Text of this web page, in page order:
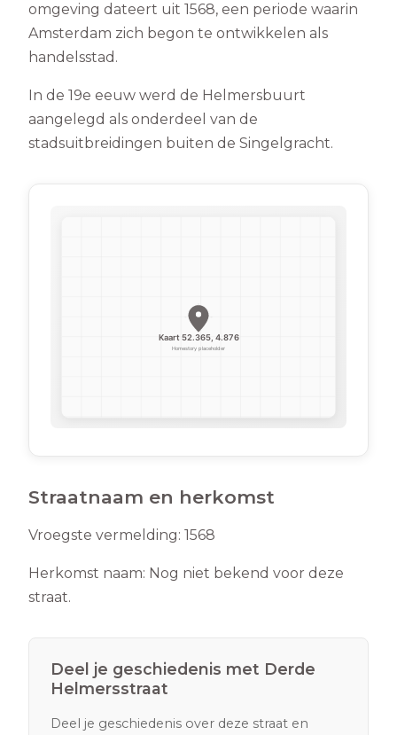
omgeving dateert uit 1568, een periode waarin
Amsterdam zich begon te ontwikkelen als
handelsstad.
In de 19e eeuw werd de Helmersbuurt
aangelegd als onderdeel van de
stadsuitbreidingen buiten de Singelgracht.
Straatnaam en herkomst
Vroegste vermelding: 1568
Herkomst naam: Nog niet bekend voor deze
straat.
Deel je geschiedenis met Derde
Helmersstraat
Deel je geschiedenis over deze straat en